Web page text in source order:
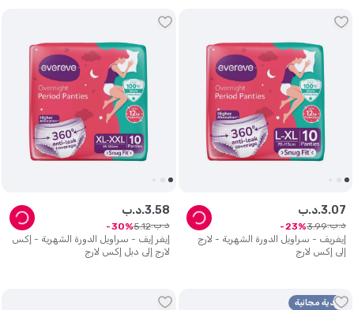
إيفريف - سراويل الدورة الشهرية - لارج
إلى إكس لارج
د.ب.3.07
د.ب. 3.99
23
إيفر إيف - سراويل الدورة الشهرية - إكس
لارج إلى دبل إكس لارج
د.ب.3.58
د.ب. 5.12
30
هدية مجانية